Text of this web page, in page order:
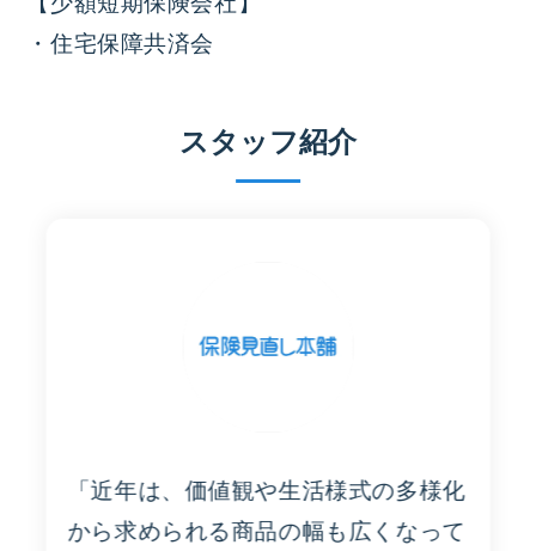
・住宅保障共済会
スタッフ紹介
「近年は、価値観や生活様式の多様化
から求められる商品の幅も広くなって